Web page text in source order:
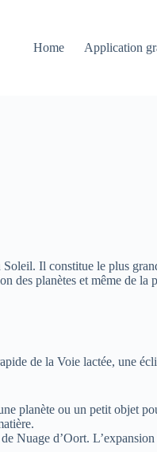
Home Application
Il constitue le plus
des planètes et même de la
de la Voie lactée, une
planète ou un petit objet
Nuage d’Oort.